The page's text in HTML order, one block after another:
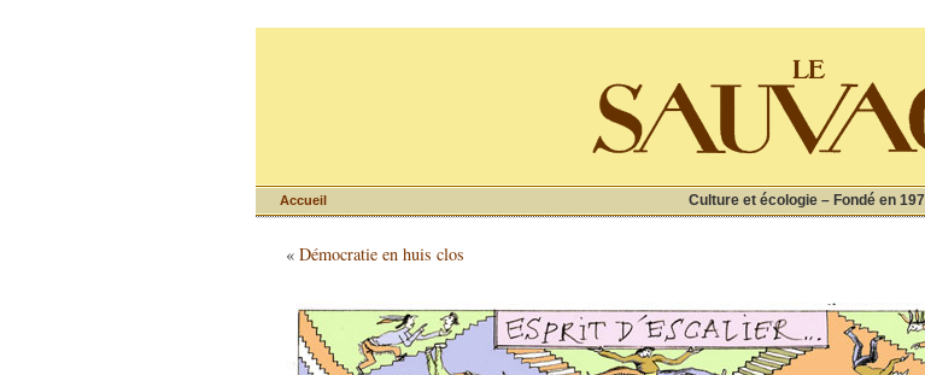
Culture et écologie – Fondé en
Accueil
« Démocratie en huis clos